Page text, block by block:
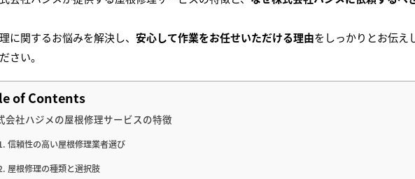
に関するお悩みを解決し、 安心して作業をお任せいただける理由をしっかりとお伝え
さい。
of Contents
会社ハジメの屋根修理サービスの特徴
信頼性の高い屋根修理業者選び
屋根修理の種類と選択肢